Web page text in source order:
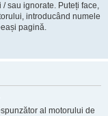
sau ignorate. Puteți face,
introducând numele
pagină.
al motorului de